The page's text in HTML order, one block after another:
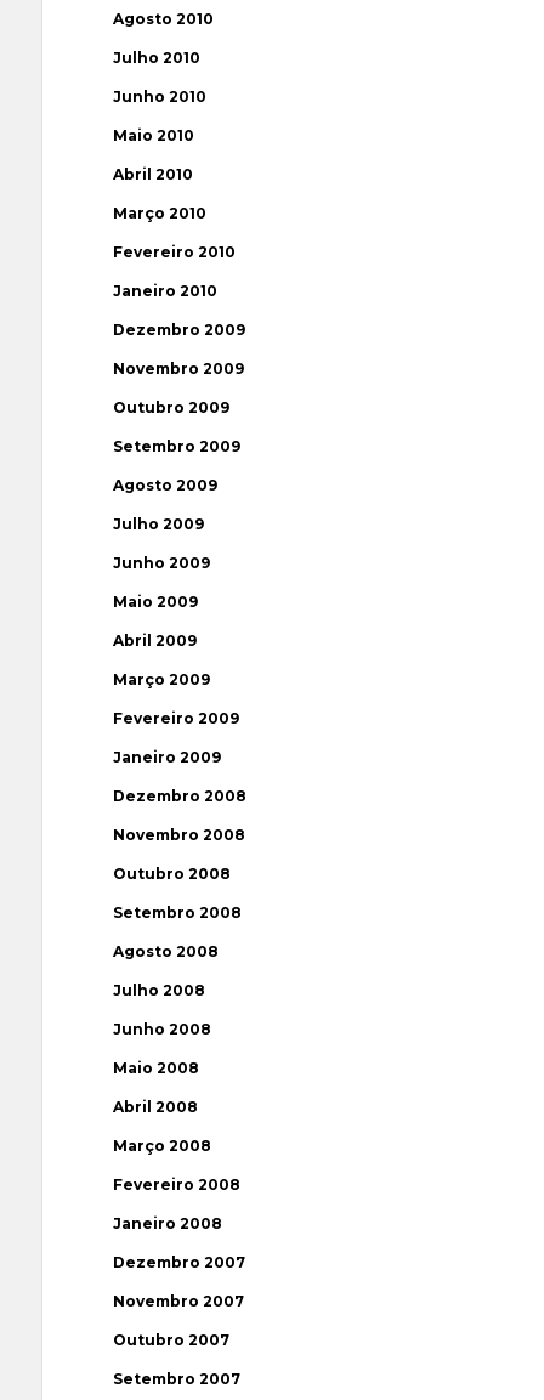
Agosto 2010
Julho 2010
Junho 2010
Maio 2010
Abril 2010
Março 2010
Fevereiro 2010
Janeiro 2010
Dezembro 2009
Novembro 2009
Outubro 2009
Setembro 2009
Agosto 2009
Julho 2009
Junho 2009
Maio 2009
Abril 2009
Março 2009
Fevereiro 2009
Janeiro 2009
Dezembro 2008
Novembro 2008
Outubro 2008
Setembro 2008
Agosto 2008
Julho 2008
Junho 2008
Maio 2008
Abril 2008
Março 2008
Fevereiro 2008
Janeiro 2008
Dezembro 2007
Novembro 2007
Outubro 2007
Setembro 2007